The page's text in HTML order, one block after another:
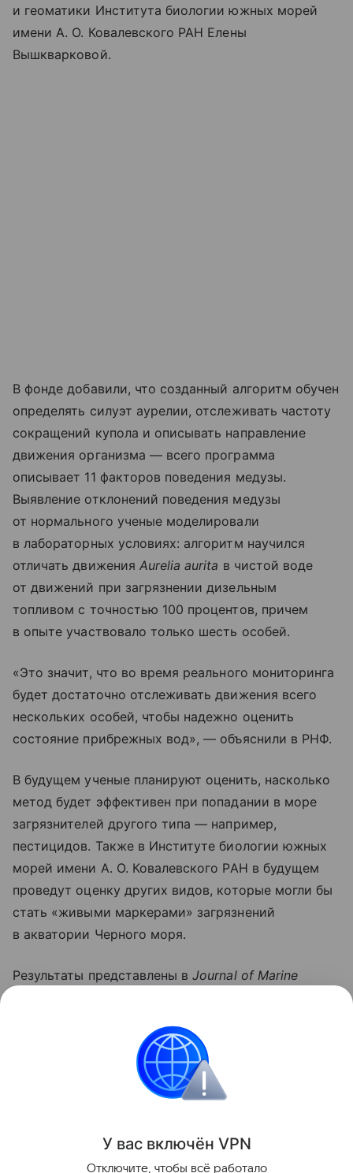
и геоматики Института биологии южных морей
имени А. О. Ковалевского РАН Елены
Вышкварковой.
В фонде добавили, что созданный алгоритм обучен
определять силуэт аурелии, отслеживать частоту
сокращений купола и описывать направление
движения организма — всего программа
описывает 11 факторов поведения медузы.
Выявление отклонений поведения медузы
от нормального ученые моделировали
в лабораторных условиях: алгоритм научился
отличать движения Aurelia aurita в чистой воде
от движений при загрязнении дизельным
топливом с точностью 100 процентов, причем
в опыте участвовало только шесть особей.
«Это значит, что во время реального мониторинга
будет достаточно отслеживать движения всего
нескольких особей, чтобы надежно оценить
состояние прибрежных вод», — объяснили в РНФ.
В будущем ученые планируют оценить, насколько
метод будет эффективен при попадании в море
загрязнителей другого типа — например,
пестицидов. Также в Институте биологии южных
морей имени А. О. Ковалевского РАН в будущем
проведут оценку других видов, которые могли бы
стать «живыми маркерами» загрязнений
в акватории Черного моря.
Результаты представлены вJournal of Marine
Поделиться
У вас включён VPN
Отключите, чтобы всё работало